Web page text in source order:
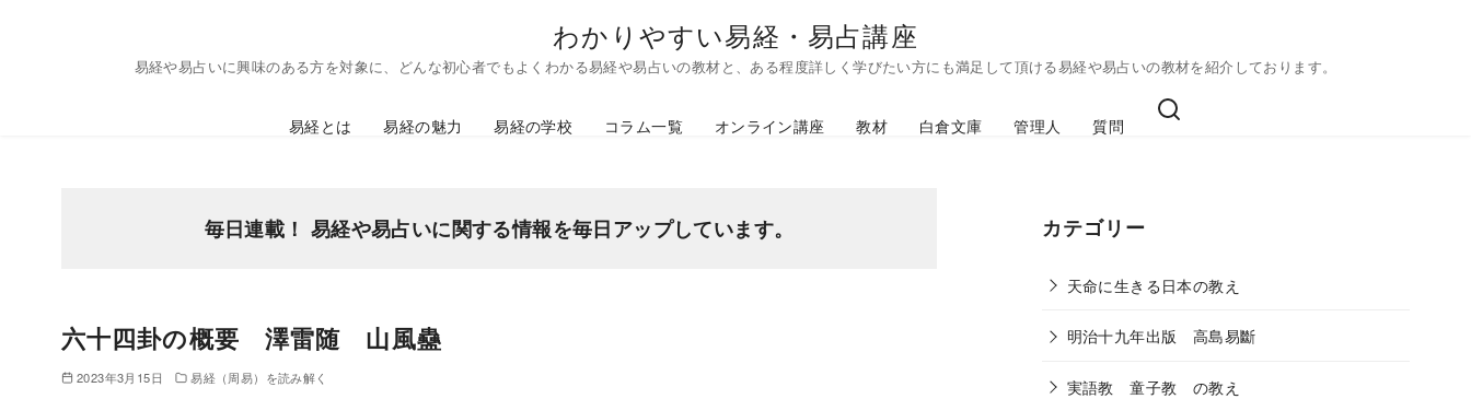
わかりやすい易経・易占講座
易経や易占いに興味のある方を対象に、どんな初心者でもよくわかる易経や易占いの教材と、ある程度詳しく学びたい方にも満足して頂ける易経や易占いの教材を紹介しております。
易経とは 易経の魅力 易経の学校 コラム一覧 オンライン講座 教材 白倉文庫 管理人 質問
毎日連載！ 易経や易占いに関する情報を毎日アップしています。
六十四卦の概要 澤雷随 山風蠱
2023年3月15日 易経（周易）を読み解く
カテゴリー
天命に生きる日本の教え
明治十九年出版 高島易斷
実語教 童子教 の教え